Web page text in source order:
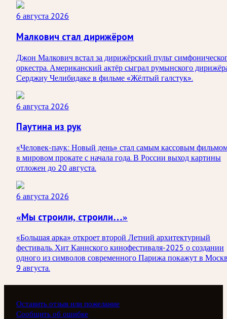
6 августа 2026
Малкович стал дирижёром
Джон Малкович встал за дирижёрский пульт
оркестра. Американский актёр сыграл румынского
Серджиу Челибидаке в фильме «Жёлтый галстук».
6 августа 2026
Паутина из рук
«Человек-паук: Новый день» стал самым кассовым
в мировом прокате с начала года. В России выход картины
отложен до 20 августа.
6 августа 2026
«Мы строили, строили…»
«Большая арка» откроет второй Летний архитектурный
фестиваль. Хит Каннского кинофестиваля-2025 о создании
одного из символов современного Парижа покажут в
9 августа.
Оставить отзыв или пожелание
Сообщить об ошибке